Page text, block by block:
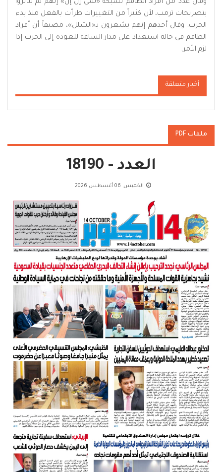
وقال عدد من أفراد الطاقم لشبكة «سي إن إن» إنهم لم يتأثروا
بتصريحات ترمب، لأن كثيراً من التغييرات طرأت بالفعل منذ بدء
الحرب. وقال أحدهم إنهم يشعرون بـ«الشلل»، مضيفاً أن أفراد
الطاقم في حالة استعداد على مدار الساعة للعودة إلى الحرب إذا
لزم الأمر.
أخبار متعلقة
ملفات PDF
العدد - 18190
الخميس, 06 أغسطس 2026